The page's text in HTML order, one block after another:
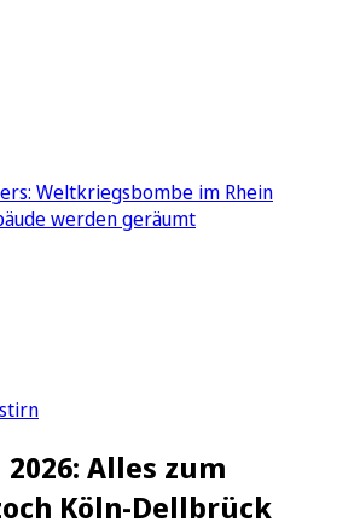
Weltkriegsbombe im Rhein
werden geräumt
Alles zum
Köln-Dellbrück